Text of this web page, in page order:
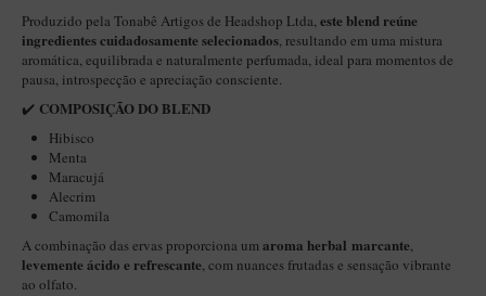
Itália Encerado
Maestro Nacional
Maestro Nacional Encerado
Caboclo - 7 Voltas
Cachimbeco
Churchwarden
Fiore
Giovanni
Produzido pela Tonabê Artigos de Headshop Ltda,este blend reúne
ingredientes cuidadosamente selecionados, resultando em uma mistura
aromática, equilibrada e naturalmente perfumada, ideal para momentos de
pausa, introspecção e apreciação consciente.
✔️ COMPOSIÇÃO DO BLEND
Hibisco
Menta
Maracujá
Alecrim
Camomila
A combinação das ervas proporciona umaroma herbal marcante,
levemente ácido e refrescante, com nuances frutadas e sensação vibrante
ao olfato.